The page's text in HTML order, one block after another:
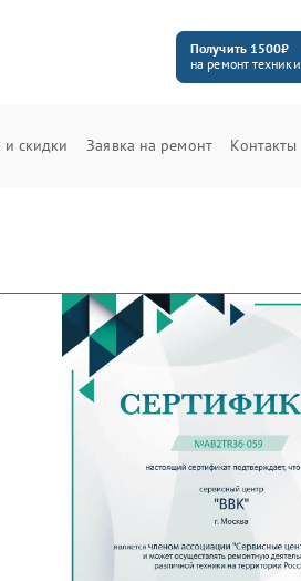
Получить 1500₽
на ремонт техники
скидки Заявка на ремонт Контакты